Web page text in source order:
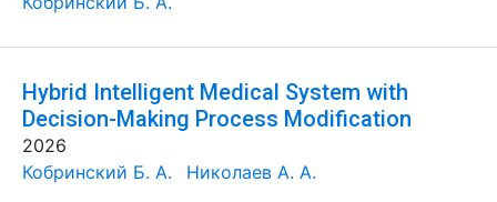
Hybrid Intelligent Medical System with
Decision-Making Process Modification
2026
Кобринский Б. А.
Николаев А. А.